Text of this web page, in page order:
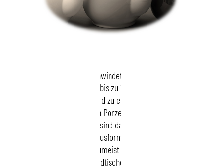
Beim Glattbrand schwindet die Masse bei einer
Temperatur von bis zu 1450 °C und wird
wasserdicht. Sie wird zu einem harten, feinen,
durchscheinenden Porzellan, das heisst sie
„sintert“. Die Artikel sind danach ca. 16 Prozent
kleiner als bei der Ausformung. Der Glattbrand
erfolgt heute zumeist in sogenannten
Brandtischofen.